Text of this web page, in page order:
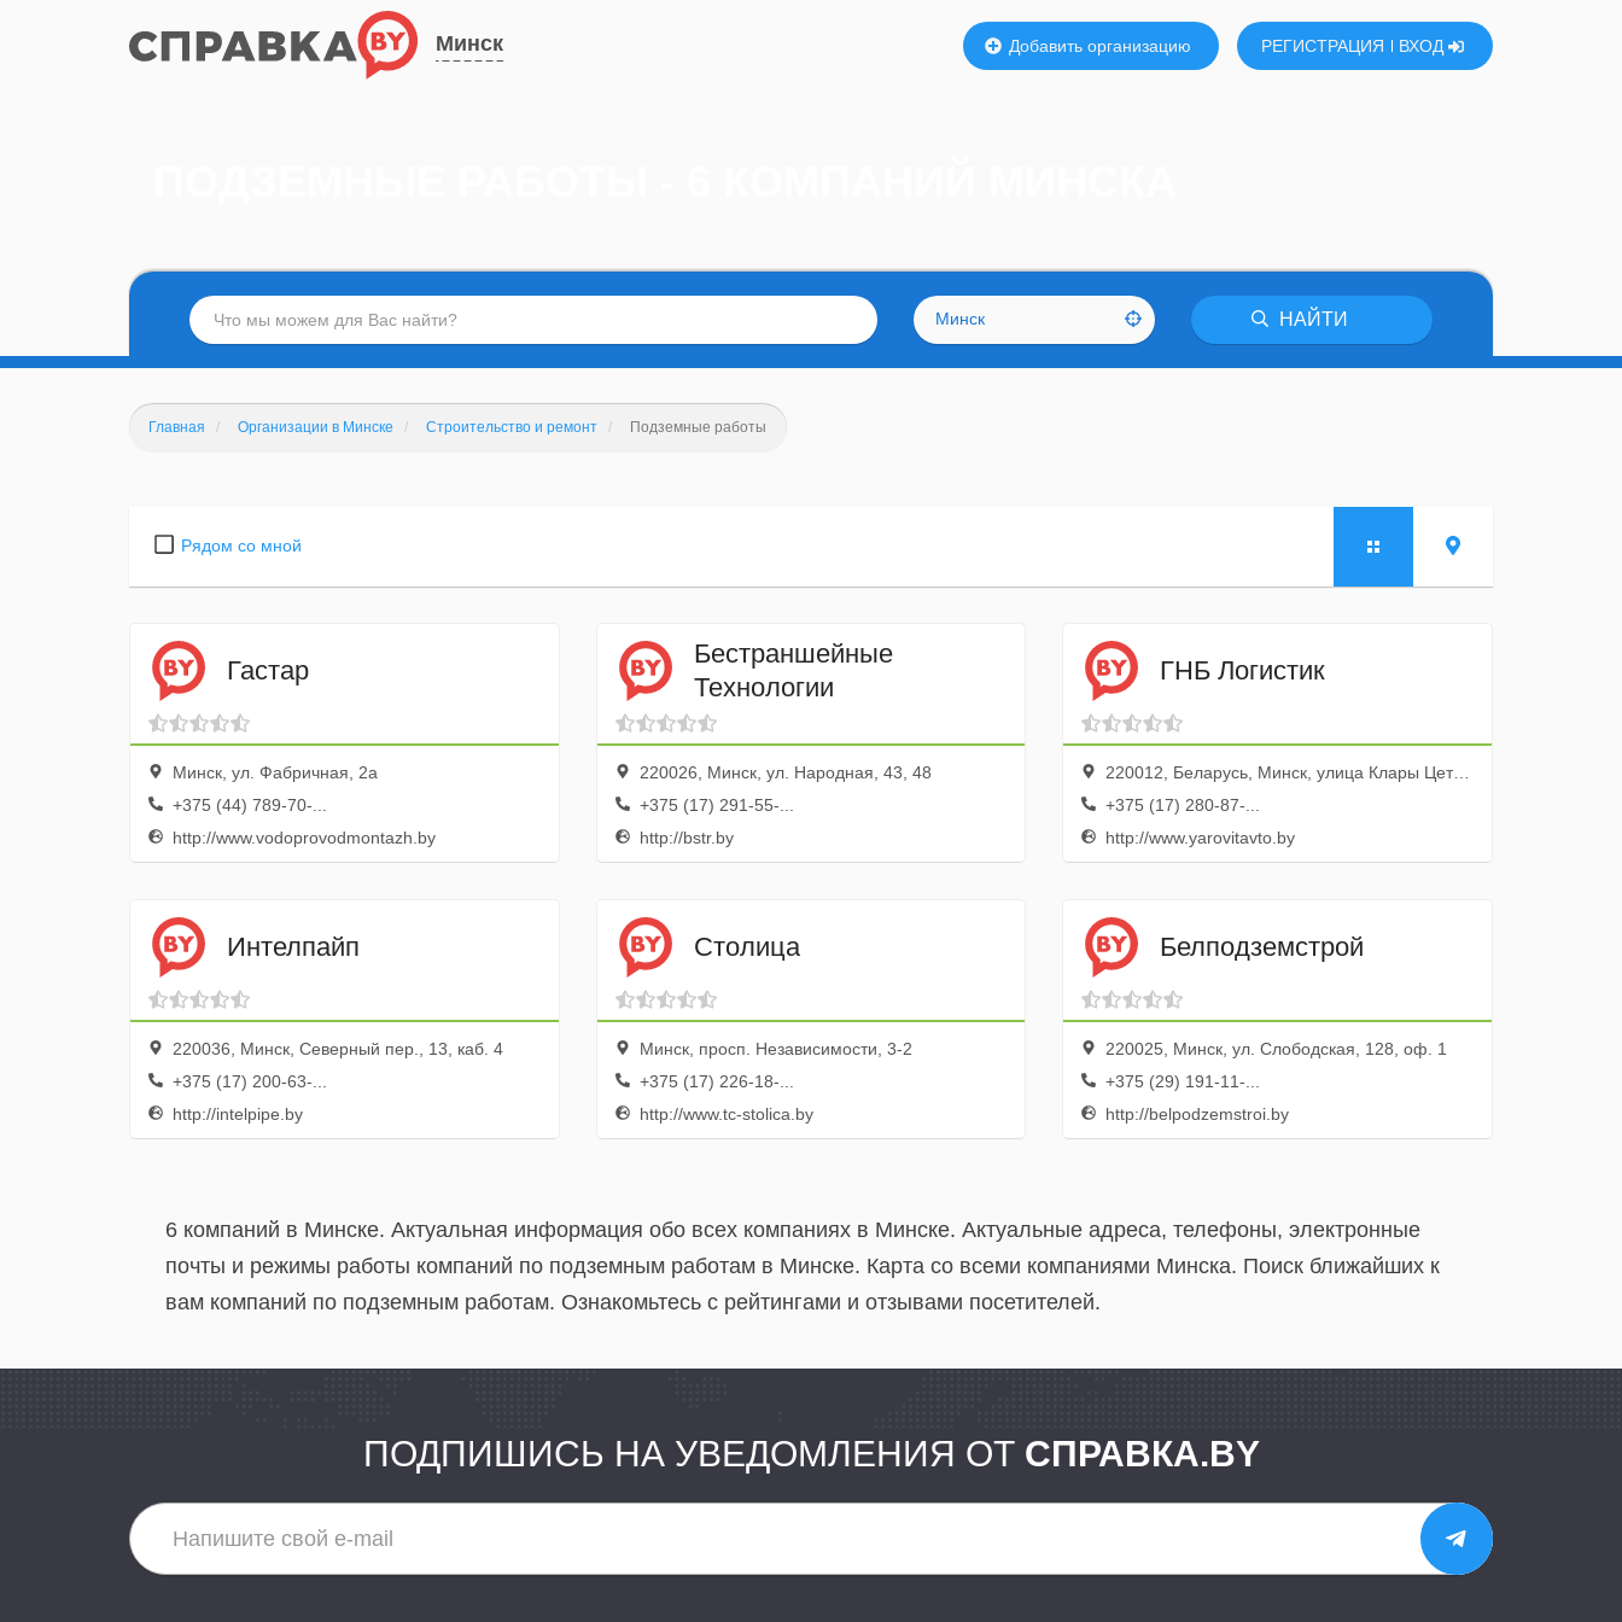
Минск Добавить организацию РЕГИСТРАЦИЯ ВХОД
Минск НАЙТИ
Главная Организации в Минске Строительство и ремонт Подземные работы
Рядом со мной
Гастар
Минск, ул. Фабричная, 2а
+375 (44) 789-70-...
http://www.vodoprovodmontazh.by
Бестраншейные
Технологии
220026, Минск, ул. Народная, 43, 48
+375 (17) 291-55-...
http://bstr.by
ГНБ Логистик
220012, Беларусь, Минск, улица Клары Цеткин, 51
+375 (17) 280-87-...
http://www.yarovitavto.by
Интелпайп
220036, Минск, Северный пер., 13, каб. 4
+375 (17) 200-63-...
http://intelpipe.by
Столица
Минск, просп. Независимости, 3-2
+375 (17) 226-18-...
http://www.tc-stolica.by
Белподземстрой
220025, Минск, ул. Слободская, 128, оф. 1
+375 (29) 191-11-...
http://belpodzemstroi.by
6 компаний в Минске. Актуальная информация обо всех компаниях в Минске. Актуальные адреса, телефоны, электронные
почты и режимы работы компаний по подземным работам в Минске. Карта со всеми компаниями Минска. Поиск ближайших к
вам компаний по подземным работам. Ознакомьтесь с рейтингами и отзывами посетителей.
ПОДПИШИСЬ НА УВЕДОМЛЕНИЯ ОТ СПРАВКА.BY